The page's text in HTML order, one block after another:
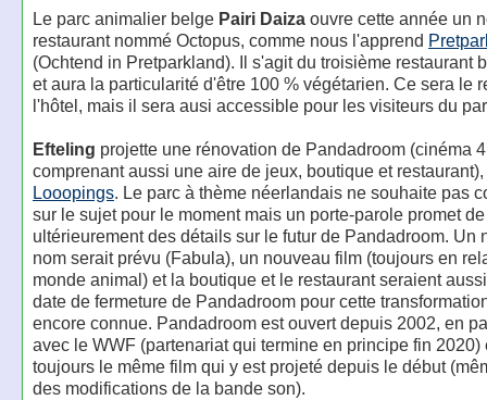
Le parc animalier belge Pairi Daizaouvre cette année un
restaurant nommé Octopus, comme nous l'apprend
(Ochtend in Pretparkland). Il s'agit du troisième restaurant
et aura la particularité d'être 100 % végétarien. Ce sera le
l'hôtel, mais il sera ausi accessible pour les visiteurs du
Efteling projette une rénovation de Pandadroom (cinéma
comprenant aussi une aire de jeux, boutique et
Looopings. Le parc à thème néerlandais ne souhaite pas
sur le sujet pour le moment mais un porte-parole promet
ultérieurement des détails sur le futur de Pandadroom. Un
nom serait prévu (Fabula), un nouveau film (toujours en
monde animal) et la boutique et le restaurant seraient
date de fermeture de Pandadroom pour cette
encore connue. Pandadroom est ouvert depuis 2002, en
avec le WWF (partenariat qui termine en principe fin 2020)
toujours le même film qui y est projeté depuis le début
des modifications de la bande son).